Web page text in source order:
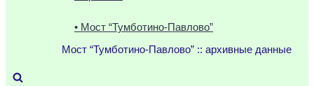
• Мост “Тумботино-Павлово”
Мост “Тумботино-Павлово” :: архивные данные